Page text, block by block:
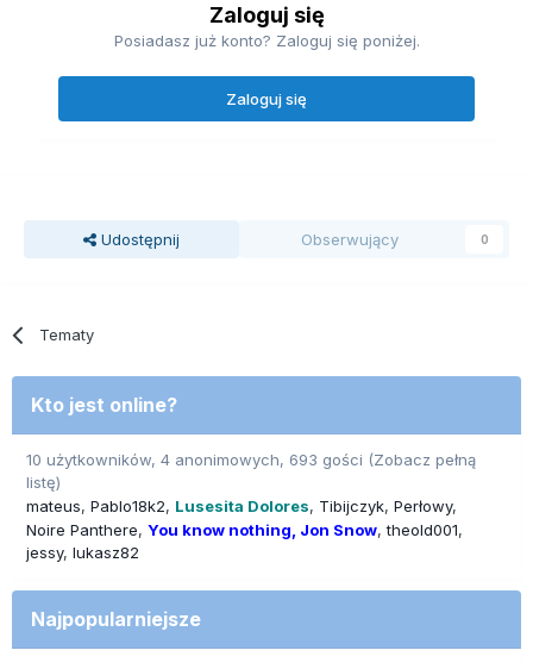
Zaloguj się
Posiadasz już konto? Zaloguj się poniżej.
Zaloguj się
Udostępnij Obserwujący 0
Tematy
Kto jest online?
10 użytkowników, 4 anonimowych, 693 gości (Zobacz pełną
listę)
mateus Pablo18k2 Lusesita Dolores Tibijczyk Perłowy
Noire Panthere You know nothing, Jon Snow theold001
jessy lukasz82
Najpopularniejsze